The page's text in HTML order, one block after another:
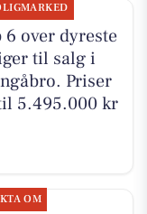
6 over dyreste
til salg i
Priser
5.495.000 kr
OM